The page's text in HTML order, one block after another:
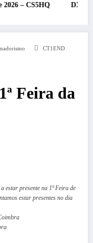
DXCC –
CT1END
Feira da
estar presente na 1ª Feira de
estar presentes no dia